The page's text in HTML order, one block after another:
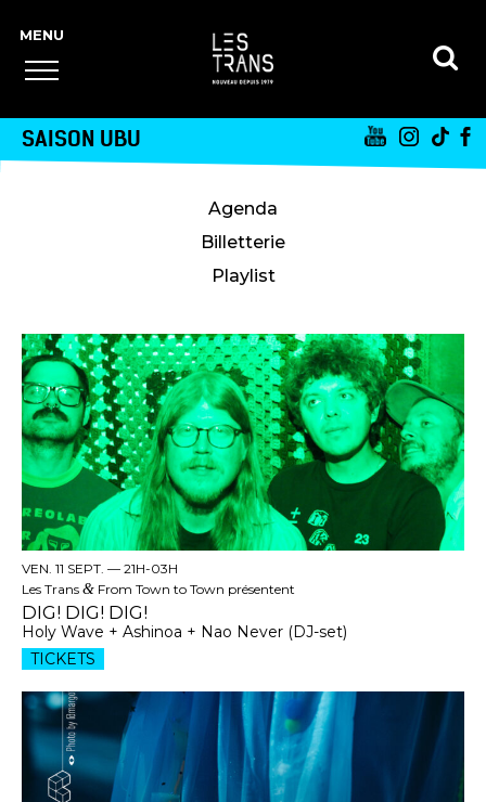
SAISON UBU
Agenda
Billetterie
Playlist
VEN. 11 SEPT. — 21H-03H
Les Trans & From Town to Town présentent
DIG! DIG! DIG!
Holy Wave + Ashinoa + Nao Never (DJ-set)
TICKETS